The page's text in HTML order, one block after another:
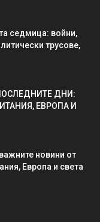
седмица: войни,
трусове,
ДНИ:
ЕВРОПА И
новини от
Европа и света